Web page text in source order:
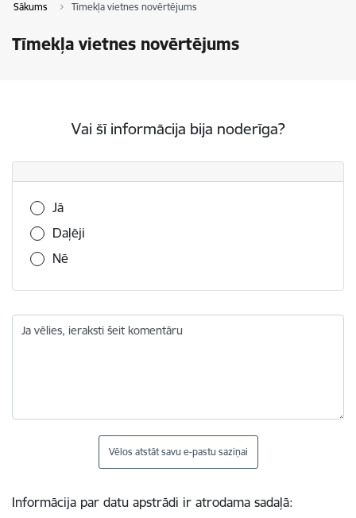
Sākums Tīmekļa vietnes novērtējums
Tīmekļa vietnes novērtējums
Vai šī informācija bija noderīga?
Vai šī informācija bija noderīga?
Jā
Daļēji
Nē
Ja vēlies, ieraksti šeit komentāru
Vēlos atstāt savu e-pastu saziņai
Informācija par datu apstrādi ir atrodama sadaļā: